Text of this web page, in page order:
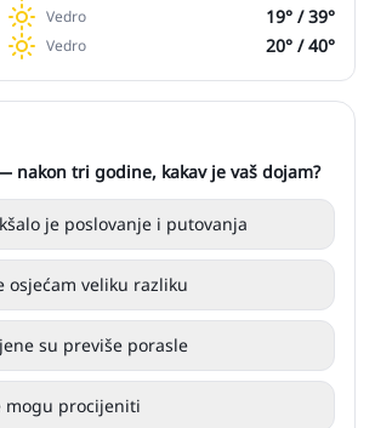
Vedro 19° /39°
Vedro 20° /40°
nakon tri godine, kakav je vaš dojam?
je poslovanje i putovanja
osjećam veliku razliku
su previše porasle
mogu procijeniti